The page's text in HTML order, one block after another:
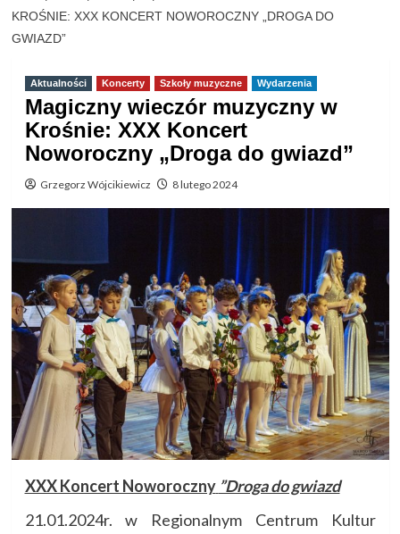
KROŚNIE: XXX KONCERT NOWOROCZNY „DROGA DO
GWIAZD”
Aktualności Koncerty Szkoły muzyczne Wydarzenia
Magiczny wieczór muzyczny w
Krośnie: XXX Koncert
Noworoczny „Droga do gwiazd”
Grzegorz Wójcikiewicz 8 lutego 2024
XXX Koncert Noworoczny ”Droga do gwiazd
21.01.2024r. w Regionalnym Centrum Kultur